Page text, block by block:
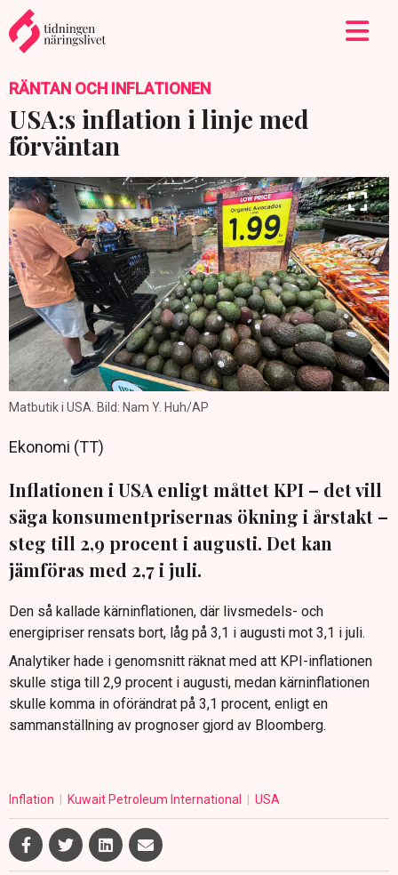
RÄNTAN OCH INFLATIONEN
USA:s inflation i linje med
förväntan
Matbutik i USA. Bild: Nam Y. Huh/AP
Ekonomi (TT)
Inflationen i USA enligt måttet KPI – det vill
säga konsumentprisernas ökning i årstakt –
steg till 2,9 procent i augusti. Det kan
jämföras med 2,7 i juli.
Den så kallade kärninflationen, där livsmedels- och
energipriser rensats bort, låg på 3,1 i augusti mot 3,1 i juli.
Analytiker hade i genomsnitt räknat med att KPI-inflationen
skulle stiga till 2,9 procent i augusti, medan kärninflationen
skulle komma in oförändrat på 3,1 procent, enligt en
sammanställning av prognoser gjord av Bloomberg.
Inflation Kuwait Petroleum International USA